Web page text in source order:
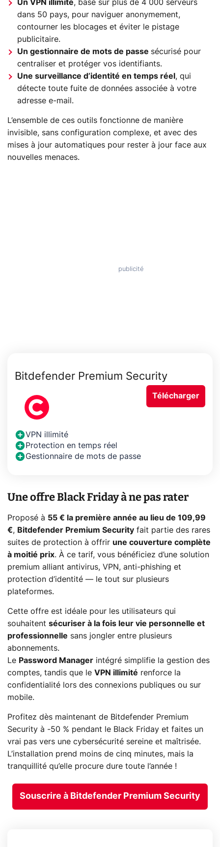
Un VPN illimité, basé sur plus de 4 000 serveurs
dans 50 pays, pour naviguer anonymement,
contourner les blocages et éviter le pistage
publicitaire.
Un gestionnaire de mots de passe sécurisé pour
centraliser et protéger vos identifiants.
Une surveillance d’identité en temps réel , qui
détecte toute fuite de données associée à votre
adresse e-mail.
L’ensemble de ces outils fonctionne de manière
invisible, sans configuration complexe, et avec des
mises à jour automatiques pour rester à jour face aux
nouvelles menaces.
Bitdefender Premium Security
VPN illimité
Protection en temps réel
Gestionnaire de mots de passe
Télécharger
Une offre Black Friday à ne pas rater
Proposé à 55 € la première année au lieu de 109,99
€, Bitdefender Premium Security fait partie des rares
suites de protection à offrir une couverture complète
à moitié prix. À ce tarif, vous bénéficiez d’une solution
premium alliant antivirus, VPN, anti-phishing et
protection d’identité — le tout sur plusieurs
plateformes.
Cette offre est idéale pour les utilisateurs qui
souhaitent sécuriser à la fois leur vie personnelle et
professionnelle sans jongler entre plusieurs
abonnements.
Le Password Manager intégré simplifie la gestion des
comptes, tandis que le VPN illimité renforce la
confidentialité lors des connexions publiques ou sur
mobile.
Profitez dès maintenant de Bitdefender Premium
Security à -50 % pendant le Black Friday et faites un
vrai pas vers une cybersécurité sereine et maîtrisée.
L’installation prend moins de cinq minutes, mais la
tranquillité qu’elle procure dure toute l’année !
Souscrire à Bitdefender Premium Security